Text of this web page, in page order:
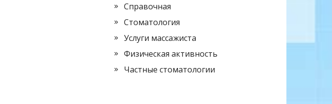
Справочная
Стоматология
Услуги массажиста
Физическая активность
Частные стоматологии